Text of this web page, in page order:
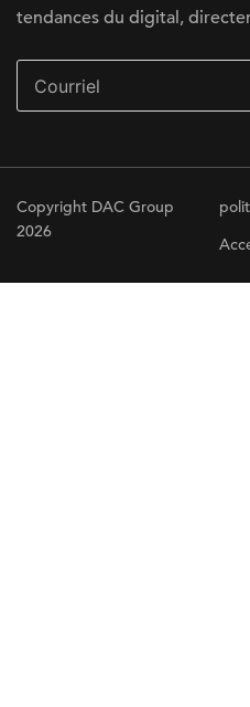
tendances du digital,
Copyright DAC Group
2026